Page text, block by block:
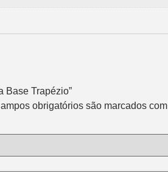
Base Trapézio”
obrigatórios são marcados com